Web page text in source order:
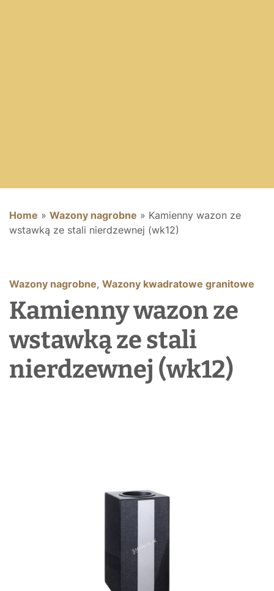
Home » Wazony nagrobne » Kamienny wazon ze
wstawką ze stali nierdzewnej (wk12)
Wazony nagrobne, Wazony kwadratowe granitowe
Kamienny wazon ze
wstawką ze stali
nierdzewnej (wk12)